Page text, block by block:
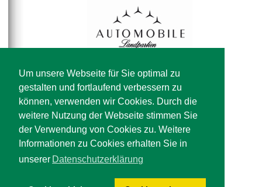
Um unsere Webseite für Sie optimal zu
gestalten und fortlaufend verbessern zu
können, verwenden wir Cookies. Durch die
weitere Nutzung der Webseite stimmen Sie
der Verwendung von Cookies zu. Weitere
Informationen zu Cookies erhalten Sie in
unserer Datenschutzerklärung